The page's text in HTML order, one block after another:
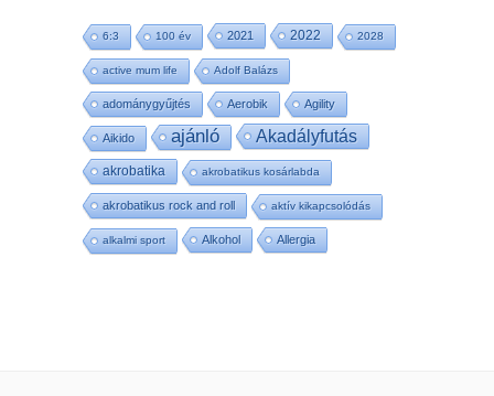
6:3 100 év 2021 2022 2028
active mum life Adolf Balázs
adománygyűjtés Aerobik Agility
Aikido ajánló Akadályfutás
akrobatika akrobatikus kosárlabda
akrobatikus rock and roll aktív kikapcsolódás
alkalmi sport Alkohol Allergia